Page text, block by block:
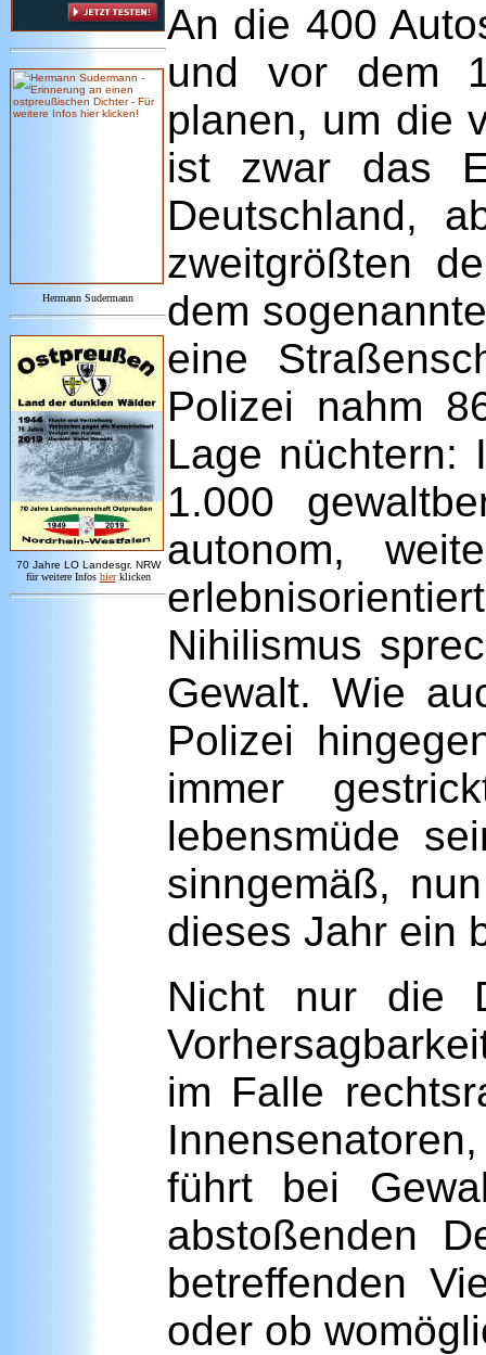
Hermann Sudermann
70 Jahre LO Landesgr. NRW
für weitere Infos hier klicken
An die 400
und vor dem
planen, um die
ist zwar das
Deutschland,
zweitgrößten
dem
eine
Polizei nahm
Lage nüchtern:
1.000
autonom,
Nihilismus
Gewalt. Wie
Polizei
immer
lebensmüde
sinngemäß,
dieses Jahr ein
Nicht nur die
im Falle
führt bei
abstoßenden
betreffenden
oder ob